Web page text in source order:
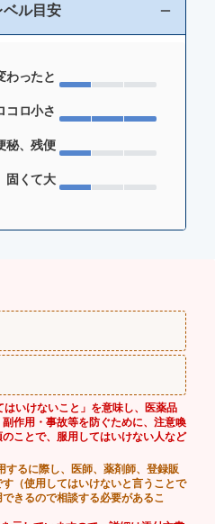
ル目安
わったと
コロ小さ
秘、残便
固くて大
はいけないこと」を意味し、医薬品
作用・事故等を防ぐために、注意喚
ことで、服用してはいけない人など
するに際し、医師、薬剤師、登録販
（使用してはいけないと言うことで
きるので相談する必要があるこ